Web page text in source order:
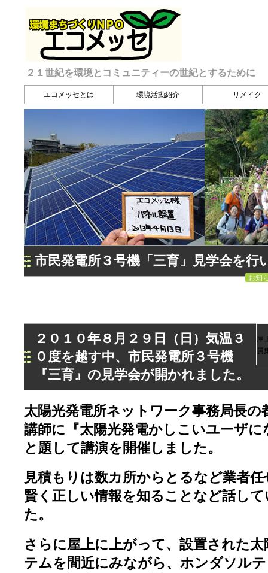
２１世紀を環境とコミュニティーの世紀とするために
エコメッセとは 環境活動紹介 リメイク
市民発電所３号機「三育」見学会を行
お知
屋
員
２０１０年８月２９日（日）気温３
０度を越す中、市民発電所３号機
『三育』の見学会が開かれました。
太陽光発電所ネットワーク事務局長の
講師に『太陽光発電かしこいユーザ
と題して講演を開催しました。
見積もりは数カ所からとるなど業者
賢く正しい情報を知ることなど話し
た。
さらに屋上に上がって、設置された
テムを間近にみながら、ホンダソル